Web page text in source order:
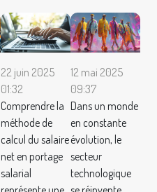
22 juin 2025
01:32
Comprendre la
méthode de
calcul du salaire
net en portage
salarial
12 mai 2025
09:37
Dans un monde
en constante
évolution, le
secteur
technologique